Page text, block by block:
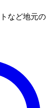
など地元の